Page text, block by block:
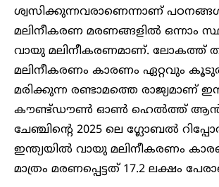
ശ്വസിക്കുന്നവരാണെന്നാണ്
മലിനീകരണ മരണങ്ങളിൽ ഒന്നാം
വായു മലിനീകരണമാണ്. ലോകത്ത്
മലിനീകരണം കാരണം ഏറ്റവും
മരിക്കുന്ന രണ്ടാമത്തെ രാജ്യമാണ്
കൗണ്ട്ഡൗൺ ഓൺ ഹെൽത്ത് ആൻഡ്
ചേഞ്ചിന്റെ 2025 ലെ ഗ്ലോബൽ
ഇന്ത്യയിൽ വായു മലിനീകരണം
മാത്രം മരണപ്പെട്ടത് 17.2 ലക്ഷം